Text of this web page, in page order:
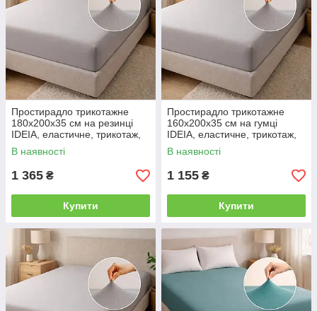
Простирадло трикотажне
180х200х35 см на резинці
IDEIA, еластичне, трикотаж,
бавовна сіре
В наявності
1 365 ₴
Купити
Простирадло трикотажне
160х200х35 см на гумці
IDEIA, еластичне, трикотаж,
бавовна сіре
В наявності
1 155 ₴
Купити